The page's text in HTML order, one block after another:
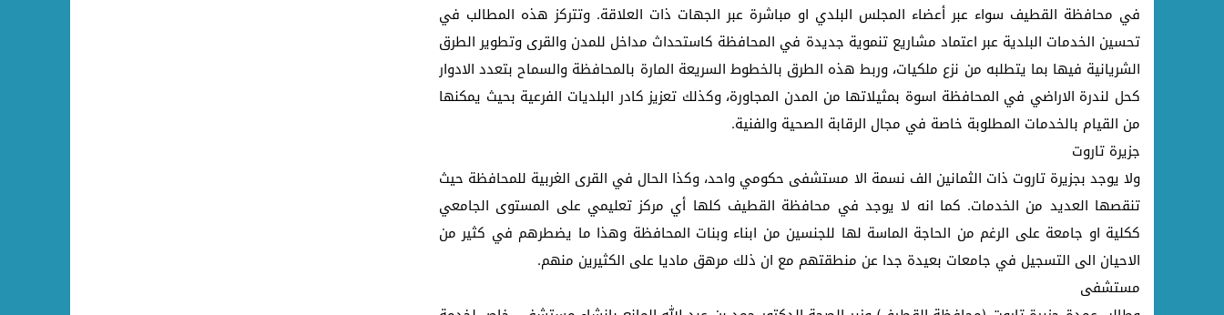
في محافظة القطيف سواء عبر أعضاء المجلس البلدي او مباشرة عبر الجهات ذات العلاقة. وتتركز هذه المطالب في
تحسين الخدمات البلدية عبر اعتماد مشاريع تنموية جديدة في المحافظة كاستحداث مداخل للمدن والقرى وتطوير الطرق
الشريانية فيها بما يتطلبه من نزع ملكيات، وربط هذه الطرق بالخطوط السريعة المارة بالمحافظة والسماح بتعدد الادوار
كحل لندرة الاراضي في المحافظة اسوة بمثيلاتها من المدن المجاورة، وكذلك تعزيز كادر البلديات الفرعية بحيث يمكنها
من القيام بالخدمات المطلوبة خاصة في مجال الرقابة الصحية والفنية.
جزيرة تاروت
ولا يوجد بجزيرة تاروت ذات الثمانين الف نسمة الا مستشفى حكومي واحد، وكذا الحال في القرى الغربية للمحافظة حيث
تنقصها العديد من الخدمات. كما انه لا يوجد في محافظة القطيف كلها أي مركز تعليمي على المستوى الجامعي
ككلية او جامعة على الرغم من الحاجة الماسة لها للجنسين من ابناء وبنات المحافظة وهذا ما يضطرهم في كثير من
الاحيان الى التسجيل في جامعات بعيدة جدا عن منطقتهم مع ان ذلك مرهق ماديا على الكثيرين منهم.
مستشفى